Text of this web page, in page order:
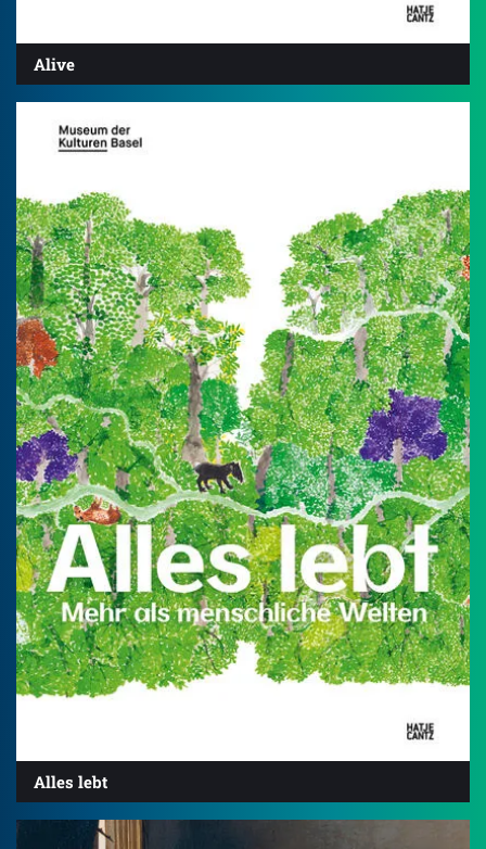
Alive
Alles lebt